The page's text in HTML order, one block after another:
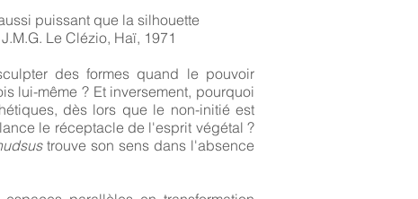
puissant que la silhouette
Le Clézio, Haï, 1971
des formes quand le pouvoir
lui-même ? Et inversement, pourquoi
dès lors que le non-initié est
le réceptacle de l'esprit végétal ?
trouve son sens dans l'absence